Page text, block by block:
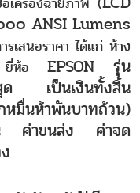
๐๐ ANSI Lumens
เสนอราคา ได้แก่ ห้าง
ยี่ห้อ EPSON รุ่น
ด เป็นเงินทั้งสิ้น
มื่นห้าพันบาทถ้วน)
ค่าขนส่ง ค่าจด